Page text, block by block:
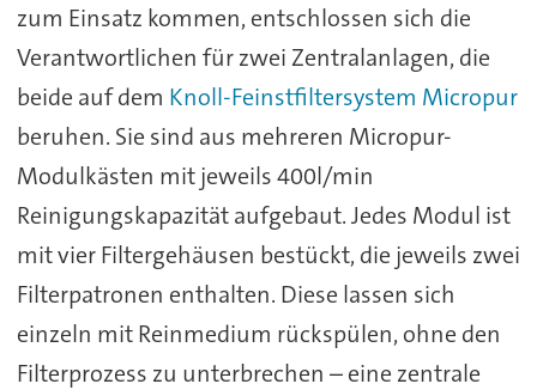
zum Einsatz kommen, entschlossen sich die
Verantwortlichen für zwei Zentralanlagen, die
beide auf dem Knoll-Feinstfiltersystem Micropur
beruhen. Sie sind aus mehreren Micropur-
Modulkästen mit jeweils 400l/min
Reinigungskapazität aufgebaut. Jedes Modul ist
mit vier Filtergehäusen bestückt, die jeweils zwei
Filterpatronen enthalten. Diese lassen sich
einzeln mit Reinmedium rückspülen, ohne den
Filterprozess zu unterbrechen – eine zentrale